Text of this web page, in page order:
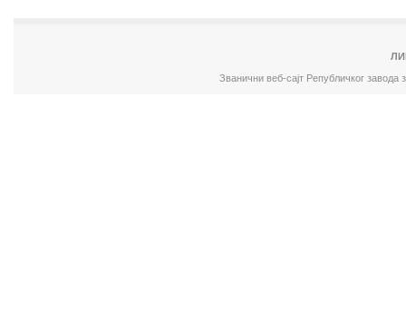
Званични веб-сајт Републичког